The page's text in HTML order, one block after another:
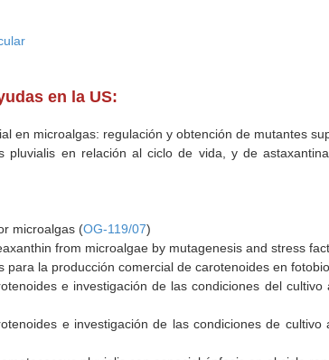
en la US:
en microalgas: regulación y obtención de mutantes
pluvialis en relación al ciclo de vida, y de
microalgas (OG-119/07)
from microalgae by mutagenesis and stress
para la producción comercial de carotenoides en
e investigación de las condiciones del
e investigación de las condiciones de